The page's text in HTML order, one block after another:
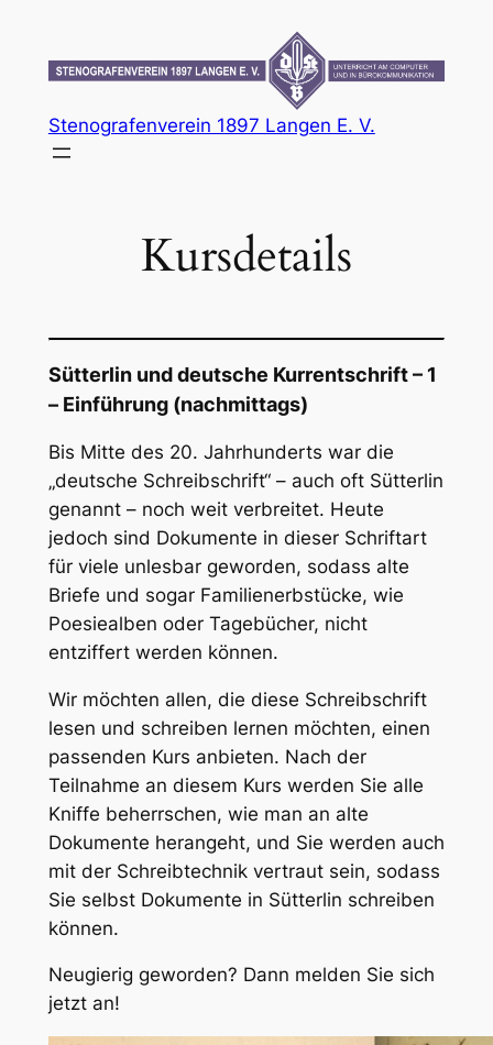
springen
Stenografenverein 1897 Langen E. V.
Kursdetails
Sütterlin und deutsche Kurrentschrift – 1
– Einführung (nachmittags)
Bis Mitte des 20. Jahrhunderts war die
„deutsche Schreibschrift“ – auch oft Sütterlin
genannt – noch weit verbreitet. Heute
jedoch sind Dokumente in dieser Schriftart
für viele unlesbar geworden, sodass alte
Briefe und sogar Familienerbstücke, wie
Poesiealben oder Tagebücher, nicht
entziffert werden können.
Wir möchten allen, die diese Schreibschrift
lesen und schreiben lernen möchten, einen
passenden Kurs anbieten. Nach der
Teilnahme an diesem Kurs werden Sie alle
Kniffe beherrschen, wie man an alte
Dokumente herangeht, und Sie werden auch
mit der Schreibtechnik vertraut sein, sodass
Sie selbst Dokumente in Sütterlin schreiben
können.
Neugierig geworden? Dann melden Sie sich
jetzt an!